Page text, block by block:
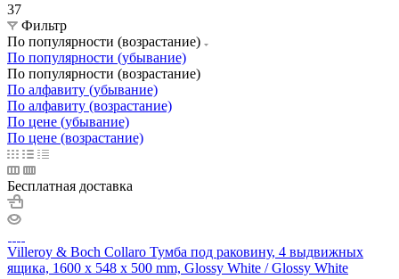
37
Фильтр
По популярности (возрастание)
По популярности (убывание)
По популярности (возрастание)
По алфавиту (убывание)
По алфавиту (возрастание)
По цене (убывание)
По цене (возрастание)
Бесплатная доставка
Villeroy & Boch Collaro Тумба под раковину, 4 выдвижных
ящика, 1600 x 548 x 500 mm, Glossy White / Glossy White